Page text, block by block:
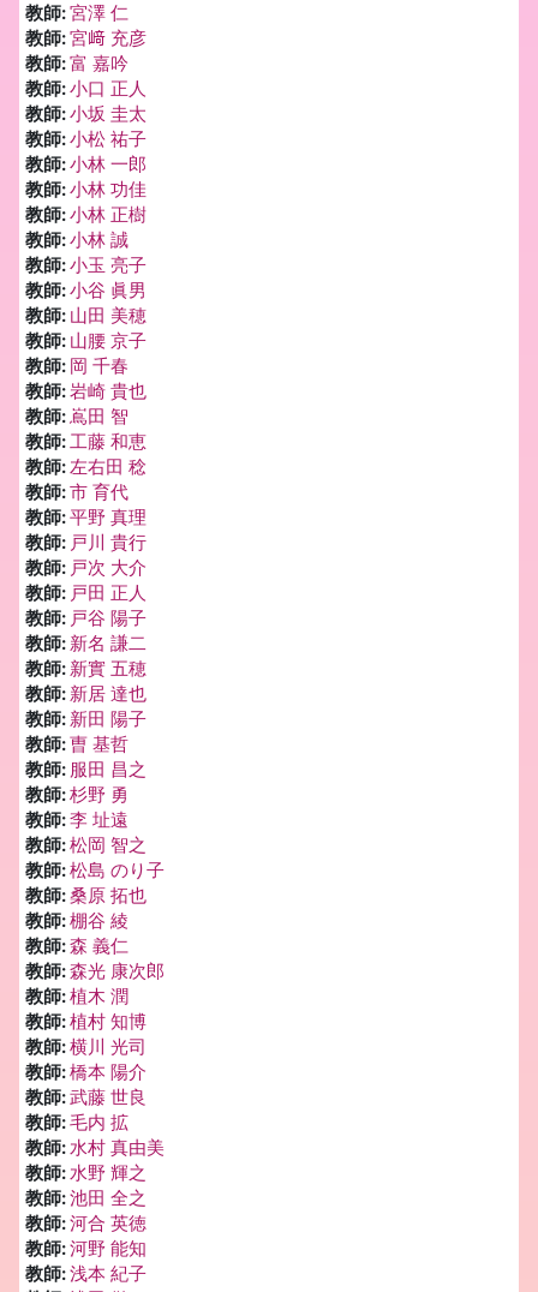
教師:宮澤 仁
教師:宮﨑 充彦
教師:富 嘉吟
教師:小口 正人
教師:小坂 圭太
教師:小松 祐子
教師:小林 一郎
教師:小林 功佳
教師:小林 正樹
教師:小林 誠
教師:小玉 亮子
教師:小谷 眞男
教師: 山田 美穂
教師: 山腰 京子
教師: 岡 千春
教師:岩崎 貴也
教師:嶌田 智
教師:工藤 和恵
教師:左右田 稔
教師:市 育代
教師:平野 真理
教師: 戸川 貴行
教師: 戸次 大介
教師: 戸田 正人
教師: 戸谷 陽子
教師: 新名 謙二
教師: 新實 五穂
教師: 新居 達也
教師: 新田 陽子
教師:曺 基哲
教師: 服田 昌之
教師:杉野 勇
教師:李 址遠
教師:松岡 智之
教師:松島 のり子
教師:桑原 拓也
教師:棚谷 綾
教師:森 義仁
教師:森光 康次郎
教師:植木 潤
教師:植村 知博
教師:横川 光司
教師:橋本 陽介
教師:武藤 世良
教師:毛内 拡
教師:水村 真由美
教師:水野 輝之
教師:池田 全之
教師:河合 英徳
教師:河野 能知
教師:浅本 紀子